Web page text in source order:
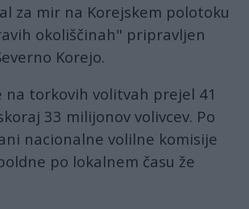
za mir na Korejskem polotoku
okoliščinah" pripravljen
Korejo.
na torkovih volitvah prejel 41
33 milijonov volivcev. Po
nacionalne volilne komisije
po lokalnem času že